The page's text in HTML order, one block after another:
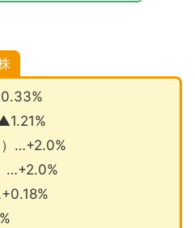
）…+2.0%
…+2.0%